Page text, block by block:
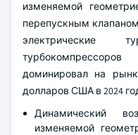
изменяемой
перепускным
электрические
доминировал на
долларов США в 2024
Динамический
изменяемой